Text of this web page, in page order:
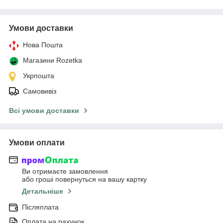
Умови доставки
Нова Пошта
Магазини Rozetka
Укрпошта
Самовивіз
Всі умови доставки
Умови оплати
Ви отримаєте замовлення
або гроші повернуться на вашу картку
Детальніше
Післяплата